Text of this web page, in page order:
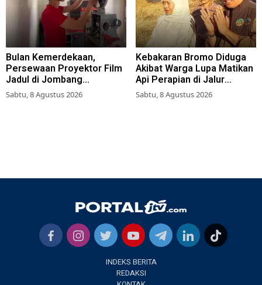
Bulan Kemerdekaan,
Persewaan Proyektor Film
Jadul di Jombang
Meningkat
Sabtu, 8 Agustus 2026
Kebakaran Bromo Diduga
Akibat Warga Lupa Matikan
Api Perapian di Jalur
Tradisional
Sabtu, 8 Agustus 2026
INDEKS BERITA
REDAKSI